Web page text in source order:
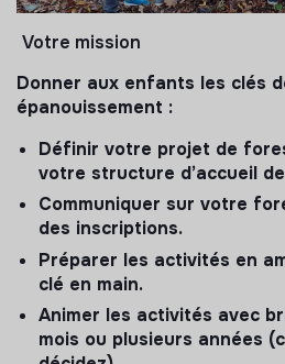
Votre mission
Donner aux enfants les clés
épanouissement :
Définir votre projet de
votre structure d’accueil
Communiquer sur votre
des inscriptions.
Préparer les activités en
clé en main.
Animer les activités avec
mois ou plusieurs années